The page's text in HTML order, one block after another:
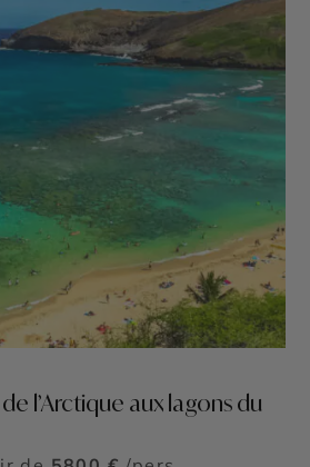
l’Arctique aux lagons du